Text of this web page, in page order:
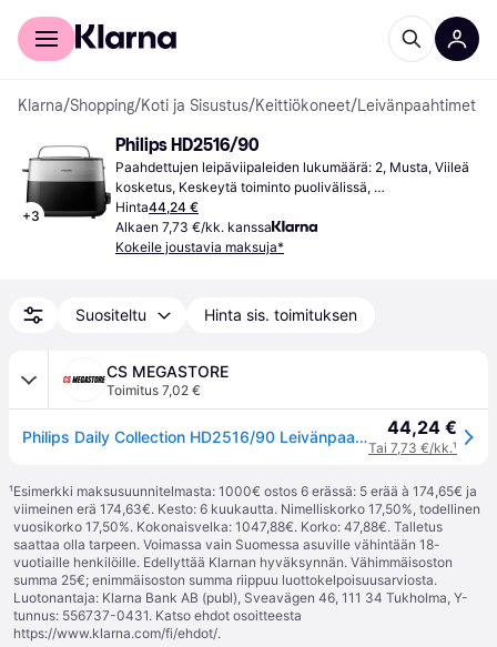
Kuluttajille
Klarna/Shopping/Koti ja Sisustus/Keittiökoneet/Leivänpaahtimet
+3
Philips HD2516/90
Paahdettujen leipäviipaleiden lukumäärä: 2, Musta, Viileä
kosketus, Keskeytä toiminto puolivälissä,
Uudelleenlämmitystoiminto, Säädettävä paahdon säätö,
Sulatusfunktio, Korkea nostotoiminto, Irrotettava
murulokero, 830 watti
Hinta44,24 €
Alkaen 7,73 €/kk. kanssa
Kokeile joustavia maksuja*
Suositeltu Hinta sis. toimituksen
CS MEGASTORE
Toimitus 7,02 €
Philips Daily Collection HD2516/90 Leivänpaahdin - 2 leveää paahtoaukkoa, metallia, 2 viipale(i)ta, Metalli, Rotaatio, 900 W, 230 V, 50-60 Hz 44,24 €
Tai 7,73 €/kk.¹
¹Esimerkki maksusuunnitelmasta: 1000€ ostos 6 erässä: 5 erää à 174,65€ ja
viimeinen erä 174,63€. Kesto: 6 kuukautta. Nimelliskorko 17,50%, todellinen
vuosikorko 17,50%. Kokonaisvelka: 1047,88€. Korko: 47,88€. Talletus
saattaa olla tarpeen. Voimassa vain Suomessa asuville vähintään 18-
vuotiaille henkilöille. Edellyttää Klarnan hyväksynnän. Vähimmäisoston
summa 25€; enimmäisoston summa riippuu luottokelpoisuusarviosta.
Luotonantaja: Klarna Bank AB (publ), Sveavägen 46, 111 34 Tukholma, Y-
tunnus: 556737-0431. Katso ehdot osoitteesta
https://www.klarna.com/fi/ehdot/.